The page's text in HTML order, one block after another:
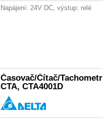
Napájení: 24V DC, výstup: relé
Časovač/Čítač/Tachometr
CTA, CTA4001D